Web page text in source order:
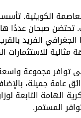
تبعد حوالي 17 كيلومترًا فقط عن العاصمة
الكويت. تحتضن صبحان عددًا
الفريد
للاستثمارات
توافر مجموعة
عامة جميلة،
الهامة التابعة
المستمر.